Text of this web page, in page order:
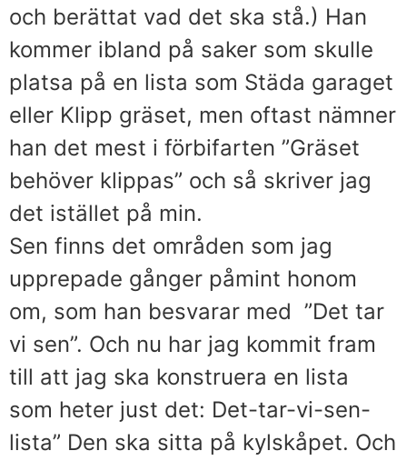
och berättat vad det ska stå.) Han
kommer ibland på saker som skulle
platsa på en lista som Städa garaget
eller Klipp gräset, men oftast nämner
han det mest i förbifarten ”Gräset
behöver klippas” och så skriver jag
det istället på min.
Sen finns det områden som jag
upprepade gånger påmint honom
om, som han besvarar med ”Det tar
vi sen”. Och nu har jag kommit fram
till att jag ska konstruera en lista
som heter just det: Det-tar-vi-sen-
lista” Den ska sitta på kylskåpet. Och